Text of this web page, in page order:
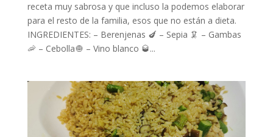
receta muy sabrosa y que incluso la podemos elaborar
para el resto de la familia, esos que no están a dieta.
INGREDIENTES: – Berenjenas 🍆 – Sepia 🦑 – Gambas
🦐 – Cebolla🧅 – Vino blanco 🥃...